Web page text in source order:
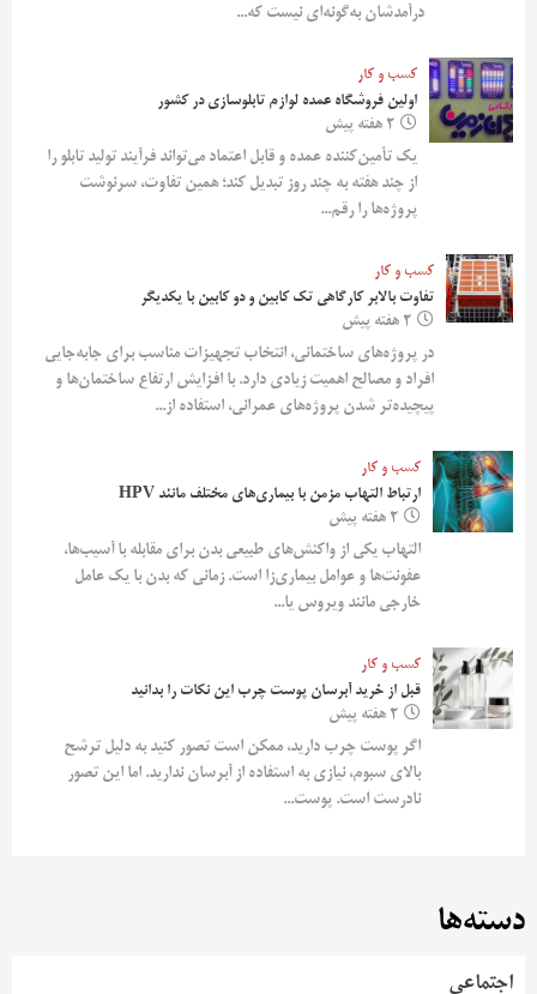
درآمدشان به‌گونه‌ای نیست که...
کسب و کار
اولین فروشگاه عمده لوازم تابلوسازی در کشور
2 هفته پیش
یک تأمین‌کننده عمده و قابل اعتماد می‌تواند فرآیند تولید تابلو را
از چند هفته به چند روز تبدیل کند؛ همین تفاوت، سرنوشت
پروژه‌ها را رقم...
کسب و کار
تفاوت بالابر کارگاهی تک کابین و دو کابین با یکدیگر
2 هفته پیش
در پروژه‌های ساختمانی، انتخاب تجهیزات مناسب برای جابه‌جایی
افراد و مصالح اهمیت زیادی دارد. با افزایش ارتفاع ساختمان‌ها و
پیچیده‌تر شدن پروژه‌های عمرانی، استفاده از...
کسب و کار
ارتباط التهاب مزمن با بیماری‌های مختلف مانند HPV
2 هفته پیش
التهاب یکی از واکنش‌های طبیعی بدن برای مقابله با آسیب‌ها،
عفونت‌ها و عوامل بیماری‌زا است. زمانی که بدن با یک عامل
خارجی مانند ویروس یا...
کسب و کار
قبل از خرید آبرسان پوست چرب این نکات را بدانید
2 هفته پیش
اگر پوست چرب دارید، ممکن است تصور کنید به دلیل ترشح
بالای سبوم، نیازی به استفاده از آبرسان ندارید. اما این تصور
نادرست است. پوست...
دسته‌ها
اجتماعی